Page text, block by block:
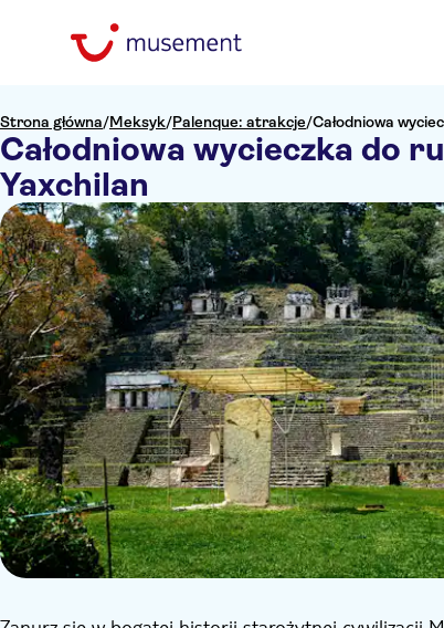
Strona główna/Meksyk/Palenque: atrakcje/Całodniowa
Całodniowa wycieczka do
Yaxchilan